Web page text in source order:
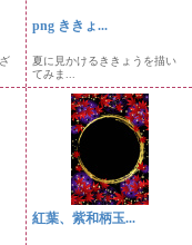
png ききょ...
夏に見かけるききょうを描い
てみま...
紅葉、紫和柄玉...